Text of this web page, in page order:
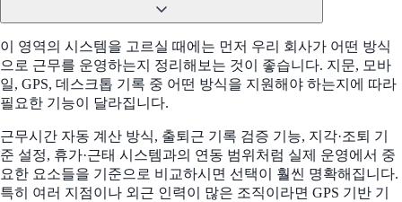
이 영역의 시스템을 고르실 때에는 먼저 우리 회사가 어떤 방식
으로 근무를 운영하는지 정리해보는 것이 좋습니다. 지문, 모바
일, GPS, 데스크톱 기록 중 어떤 방식을 지원해야 하는지에 따라
필요한 기능이 달라집니다.
근무시간 자동 계산 방식, 출퇴근 기록 검증 기능, 지각·조퇴 기
준 설정, 휴가·근태 시스템과의 연동 범위처럼 실제 운영에서 중
요한 요소들을 기준으로 비교하시면 선택이 훨씬 명확해집니다.
특히 여러 지점이나 외근 인력이 많은 조직이라면 GPS 기반 기